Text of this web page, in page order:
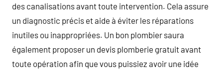
des canalisations avant toute intervention. Cela assure
un diagnostic précis et aide à éviter les réparations
inutiles ou inappropriées. Un bon plombier saura
également proposer un devis plomberie gratuit avant
toute opération afin que vous puissiez avoir une idée